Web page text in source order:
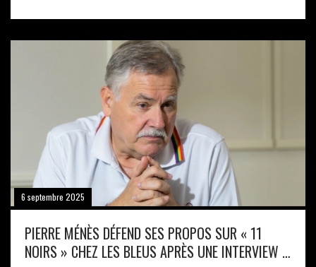
jusqu’à 309,99 $, provoquant une ruée et des ventes
record sur tous les canaux.
6 septembre 2025
PIERRE MÉNÈS DÉFEND SES PROPOS SUR « 11
NOIRS » CHEZ LES BLEUS APRÈS UNE INTERVIEW À